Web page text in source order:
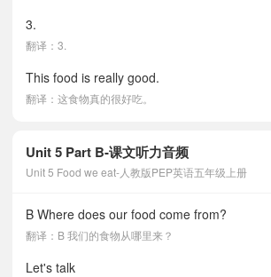
3.
翻译：3.
This food is really good.
翻译：这食物真的很好吃。
Unit 5 Part B-课文听力音频
Unit 5 Food we eat-人教版PEP英语五年级上册
B Where does our food come from?
翻译：B 我们的食物从哪里来？
Let's talk